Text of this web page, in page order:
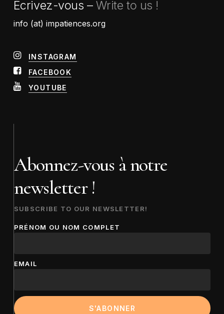
Écrivez-vous – Write to us !
info (at) impatiences.org
INSTAGRAM
FACEBOOK
YOUTUBE
Abonnez-vous à notre
newsletter !
SUBSCRIBE TO OUR NEWSLETTER!
PRÉNOM OU NOM COMPLET
EMAIL